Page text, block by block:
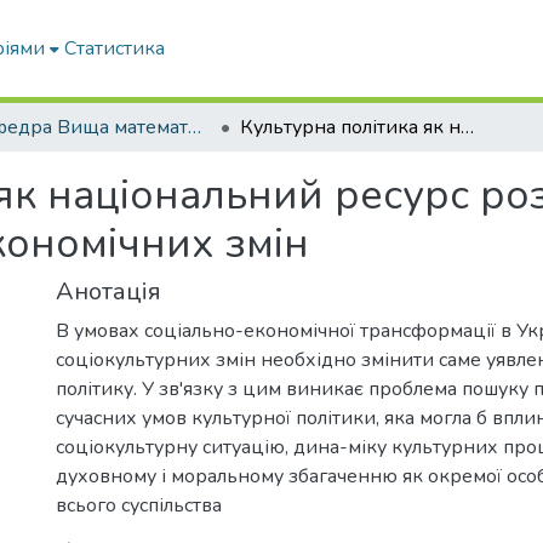
Статистика
Кафедра Вища математика та фізика Культурна політика як національний ресурс розвитку суспільства в умовах соціально-економічних змін
національний ресурс
змін
Анотація
В умовах соціально-економічної трансформації в
соціокультурних змін необхідно змінити саме
політику. У зв'язку з цим виникає проблема пошуку
сучасних умов культурної політики, яка могла б
соціокультурну ситуацію, дина-міку культурних
духовному і моральному збагаченню як окремої
всього суспільства